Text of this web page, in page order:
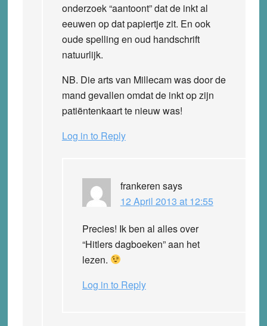
onderzoek “aantoont” dat de inkt al
eeuwen op dat papiertje zit. En ook
oude spelling en oud handschrift
natuurlijk.
NB. Die arts van Millecam was door de
mand gevallen omdat de inkt op zijn
patiëntenkaart te nieuw was!
Log in to Reply
frankeren says
12 April 2013 at 12:55
Precies! Ik ben al alles over
“Hitlers dagboeken” aan het
lezen.
Log in to Reply